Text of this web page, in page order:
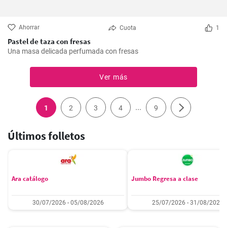
Ahorrar Cuota 1
Pastel de taza con fresas
Una masa delicada perfumada con fresas
Ver más
1 2 3 4 ... 9
Últimos folletos
Ara catálogo
30/07/2026 - 05/08/2026
Jumbo Regresa a clase
25/07/2026 - 31/08/2026